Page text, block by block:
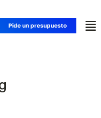
Pide un presupuesto